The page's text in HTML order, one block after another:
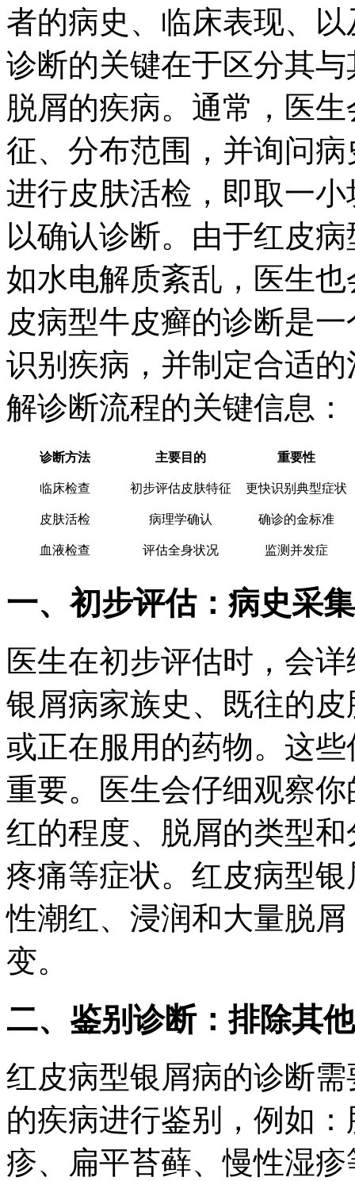
者的病史、临床表现、
诊断的关键在于区分其
脱屑的疾病。通常，医
征、分布范围，并询问
进行皮肤活检，即取一
以确认诊断。由于红皮
如水电解质紊乱，医生
皮病型牛皮癣的诊断是
识别疾病，并制定合适
解诊断流程的关键信息：
诊断方法 主要目的 重要性
临床检查 初步评估皮肤特征 更快识别典型症状
皮肤活检 病理学确认 确诊的金标准
血液检查 评估全身状况 监测并发症
一、初步评估：病史采
医生在初步评估时，会
银屑病家族史、既往的
或正在服用的药物。这
重要。医生会仔细观察
红的程度、脱屑的类型
疼痛等症状。红皮病型
性潮红、浸润和大量脱
变。
二、鉴别诊断：排除其
红皮病型银屑病的诊断
的疾病进行鉴别，例如
疹、扁平苔藓、慢性湿